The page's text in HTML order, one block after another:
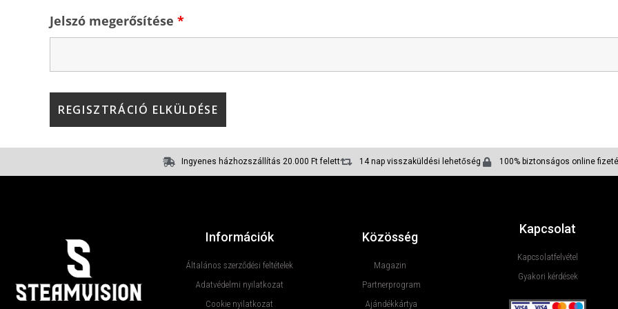
Jelszó megerősítése*
Ingyenes házhozszállítás 20.000 Ft felett 14 nap visszaküldési lehetőség 100% biztonságos online
Információk
Általános szerződési feltételek
Adatvédelmi nyilatkozat
Cookie nyilatkozat
Közösség
Magazin
Partnerprogram
Ajándékkártya
Kapcsolat
Kapcsolatfelvétel
Gyakori kérdések